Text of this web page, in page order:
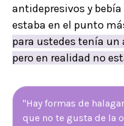
antidepresivos y
estaba en el punto
para ustedes tenía
pero en realidad no
"Hay formas de
que no te gusta de la